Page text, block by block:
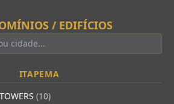
/ EDIFÍCIOS
ITAPEMA
(10)